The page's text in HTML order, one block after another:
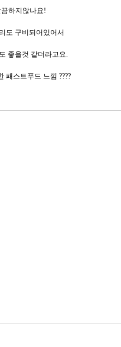
하지않나요!
도 구비되어있어서
좋을것 같더라고요.
패스트푸드 느낌 ????